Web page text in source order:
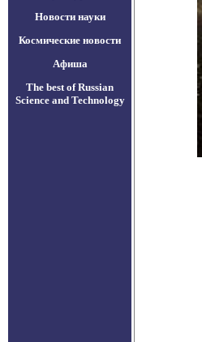
Новости науки
Космические новости
Афиша
The best of Russian
Science and Technology